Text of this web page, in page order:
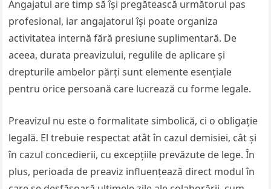
Angajatul are timp să își pregătească următorul pas
profesional, iar angajatorul își poate organiza
activitatea internă fără presiune suplimentară. De
aceea, durata preavizului, regulile de aplicare și
drepturile ambelor părți sunt elemente esențiale
pentru orice persoană care lucrează cu forme legale.
Preavizul nu este o formalitate simbolică, ci o obligație
legală. El trebuie respectat atât în cazul demisiei, cât și
în cazul concedierii, cu excepțiile prevăzute de lege. În
plus, perioada de preaviz influențează direct modul în